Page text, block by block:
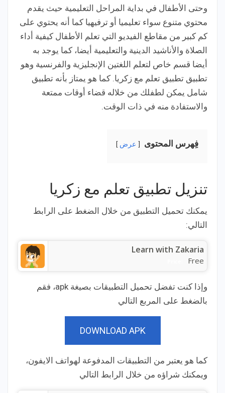
وحتى الأطفال في بداية المراحل التعليمية حيث يقدم
محتوي متنوع سواء تعليميا أو ترفيهيا كما أنه يحتوي على
كم كبير من مقاطع الفيديو التي تعلم الأطفال كيفية أداء
الصلاة والأناشيد الدينية والتعليمية أيضا، كما يوجد به
أيضا قسم خاص لتعلم اللغتين الإنجليزية والفرنسية وهو
تطبيق تطبيق تعلم مع زكريا. كما هو يمتاز بأنه تطبيق
شامل يمكن لطفلك من خلاله قضاء أوقات ممتعة
والاستفادة منه في ذات الوقت.
فِهرس المحتوى عرض
تنزيل تطبيق تعلم مع زكريا
يمكنك تحميل التطبيق من خلال الضغط على الرابط
التالي:
Learn with Zakaria
Free
وإذا كنت تفضل تحميل التطبيقات بصيغة apk، فقم
بالضغط على المربع التالي
DOWNLOAD APK
كما هو يعتبر من التطبيقات المدفوعة لهواتف الايفون،
ويمكنك شراؤه من خلال الرابط التالي